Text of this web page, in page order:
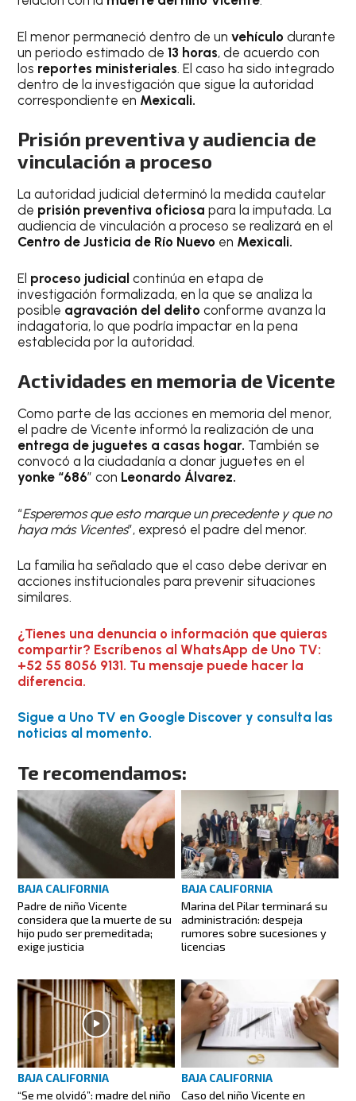
El menor permaneció dentro de unvehículo durante
un periodo estimado de13 horas, de acuerdo con
los reportes ministeriales. El caso ha sido integrado
dentro de la investigación que sigue la autoridad
correspondiente en Mexicali.
Prisión preventiva y audiencia de
vinculación a proceso
La autoridad judicial determinó la medida cautelar
de prisión preventiva oficiosa para la imputada. La
audiencia de vinculación a proceso se realizará en el
Centro de Justicia de Río Nuevo en Mexicali.
El proceso judicial continúa en etapa de
investigación formalizada, en la que se analiza la
posible agravación del delitoconforme avanza la
indagatoria, lo que podría impactar en la pena
establecida por la autoridad.
Actividades en memoria de Vicente
Como parte de las acciones en memoria del menor,
el padre de Vicente informó la realización de una
entrega de juguetes a casas hogar. También se
convocó a la ciudadanía a donar juguetes en el
yonke “686” con Leonardo Álvarez.
“Esperemos que esto marque un precedente y que no
haya más Vicentes”, expresó el padre del menor.
La familia ha señalado que el caso debe derivar en
acciones institucionales para prevenir situaciones
similares.
¿Tienes una denuncia o información que quieras
compartir? Escríbenos al WhatsApp de Uno TV:
+52 55 8056 9131. Tu mensaje puede hacer la
diferencia.
Sigue a Uno TV en Google Discover y consulta las
noticias al momento.
Te recomendamos:
BAJA CALIFORNIA
Padre de niño Vicente
considera que la muerte de su
hijo pudo ser premeditada;
exige justicia
BAJA CALIFORNIA
Marina del Pilar terminará su
administración: despeja
rumores sobre sucesiones y
licencias
BAJA CALIFORNIA
“Se me olvidó”: madre del niño
BAJA CALIFORNIA
Caso del niño Vicente en